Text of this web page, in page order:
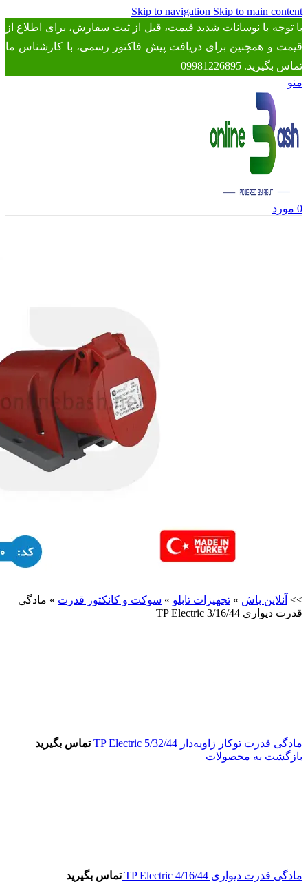
Skip to navigation Skip to main content
با توجه با نوسانات شدید قیمت، قبل از ثبت سفارش، برای اطلاع از
قیمت و همچنین برای دریافت پیش فاکتور رسمی، با کارشناس ما
تماس بگیرید. 09981226895
منو
0 مورد
>> آنلاین باش » تجهیزات تابلو » سوکت و کانکتور قدرت » مادگی
قدرت دیواری 3/16/44 TP Electric
مادگی قدرت توکار زاویه‌دار 5/32/44 TP Electric
تماس بگیرید
بازگشت به محصولات
مادگی قدرت دیواری 4/16/44 TP Electric تماس بگیرید